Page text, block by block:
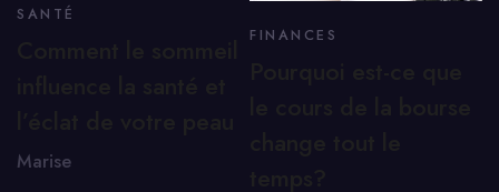
SANTÉ
Marise
FINANCES